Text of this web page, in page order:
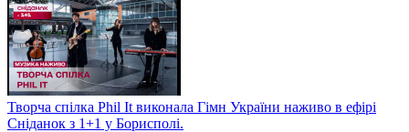
Творча спілка Phil It виконала Гімн України наживо в ефірі
Сніданок з 1+1 у Борисполі.